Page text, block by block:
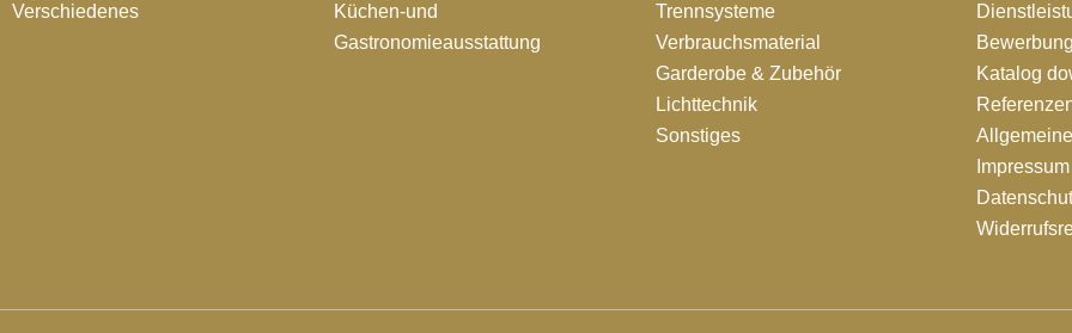
Verschiedenes
Küchen-und
Gastronomieausstattung
Trennsysteme
Verbrauchsmaterial
Garderobe & Zubehör
Lichttechnik
Sonstiges
Katalog
Impressum